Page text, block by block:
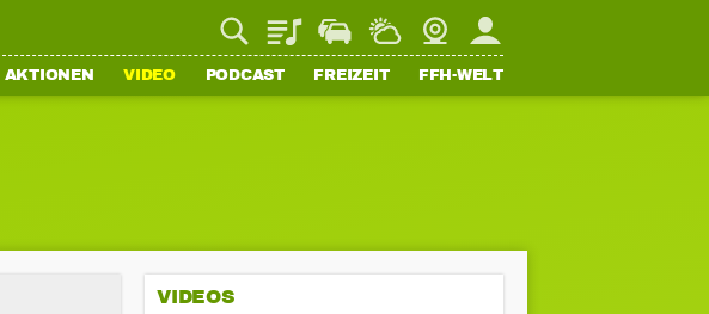
PlaylistStaupilotWetterWebcamMein FFH
AKTIONEN VIDEO PODCAST FREIZEIT FFH-WELT
VIDEOS